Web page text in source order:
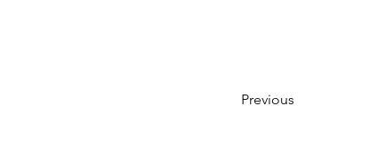
Previous